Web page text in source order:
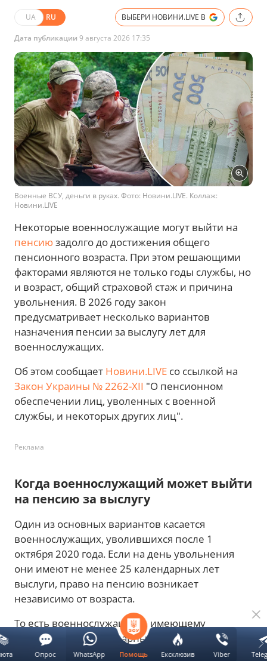
UA RU ВЫБЕРИ НОВИНИ.LIVE В
Дата публикации 9 августа 2026 17:35
Военные ВСУ, деньги в руках. Фото: Новини.LIVE. Коллаж:
Новини.LIVE
Некоторые военнослужащие могут выйти на
пенсиюзадолго до достижения общего
пенсионного возраста. При этом решающими
факторами являются не только годы службы, но
и возраст, общий страховой стаж и причина
увольнения. В 2026 году закон
предусматривает несколько вариантов
назначения пенсии за выслугу лет для
военнослужащих.
Об этом сообщает Новини.LIVE со ссылкой на
Закон Украины № 2262-XII "О пенсионном
обеспечении лиц, уволенных с военной
службы, и некоторых других лиц".
Реклама
Когда военнослужащий может выйти
на пенсию за выслугу
Один из основных вариантов касается
военнослужащих, уволившихся после 1
октября 2020 года. Если на день увольнения
они имеют не менее 25 календарных лет
выслуги, право на пенсию возникает
независимо от возраста.
То есть военнослужащему, имеющему
необходимый календарный стаж, не нужно
ждать 45, 50 или 60 лет. В то же время важно,
Помощь Ексклюзив Viber
Опрос WhatsApp